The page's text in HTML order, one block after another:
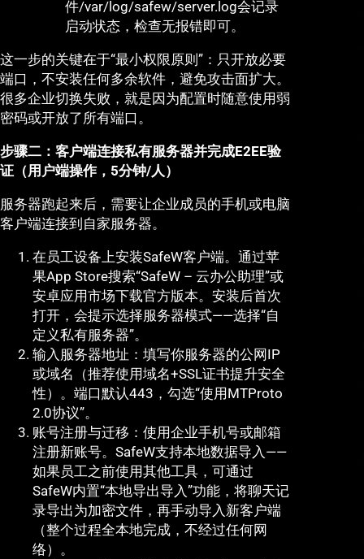
件/var/log/safew/server.log会记录
启动状态，检查无报错即可。
这一步的关键在于“最小权限原则”：只开放必要
端口，不安装任何多余软件，避免攻击面扩大。
很多企业切换失败，就是因为配置时随意使用弱
密码或开放了所有端口。
步骤二：客户端连接私有服务器并完成E2EE验
证（用户端操作，5分钟/人）
服务器跑起来后，需要让企业成员的手机或电脑
客户端连接到自家服务器。
在员工设备上安装SafeW客户端。通过苹
果App Store搜索“SafeW – 云办公助理”或
安卓应用市场下载官方版本。安装后首次
打开，会提示选择服务器模式——选择“自
定义私有服务器”。
输入服务器地址：填写你服务器的公网IP
或域名（推荐使用域名+SSL证书提升安全
性）。端口默认443，勾选“使用MTProto
2.0协议”。
账号注册与迁移：使用企业手机号或邮箱
注册新账号。SafeW支持本地数据导入——
如果员工之前使用其他工具，可通过
SafeW内置“本地导出导入”功能，将聊天记
录导出为加密文件，再手动导入新客户端
（整个过程全本地完成，不经过任何网
络）。